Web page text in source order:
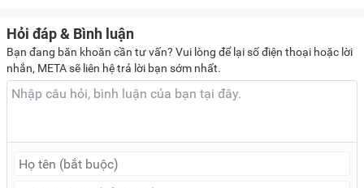
Hỏi đáp & Bình luận
Bạn đang băn khoăn cần tư vấn? Vui lòng để lại số điện thoại hoặc lời
nhắn, META sẽ liên hệ trả lời bạn sớm nhất.